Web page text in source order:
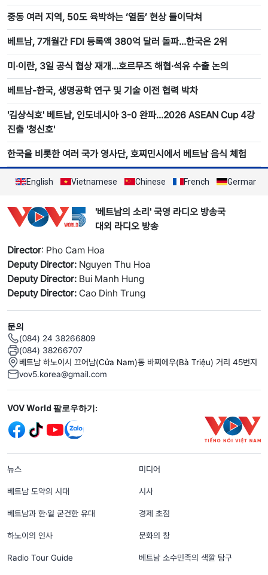
중동 여러 지역, 50도 육박하는 ‘열돔’ 현상 들이닥쳐
베트남, 7개월간 FDI 등록액 380억 달러 돌파…한국은 2위
미·이란, 3일 공식 협상 재개…호르무즈 해협·석유 수출 논의
베트남-한국, 생명공학 연구 및 기술 이전 협력 박차
'김상식호' 베트남, 인도네시아 3-0 완파…2026 ASEAN Cup 4강
진출 '청신호'
한국을 비롯한 여러 국가 영사단, 호찌민시에서 베트남 음식 체험
English Vietnamese Chinese French German
'베트남의 소리' 국영 라디오 방송국
대외 라디오 방송
Director: Pho Cam Hoa
Deputy Director: Nguyen Thu Hoa
Deputy Director: Bui Manh Hung
Deputy Director: Cao Dinh Trung
문의
(084) 24 38266809
(084) 38266707
베트남 하노이시 끄어남(Cửa Nam)동 바찌에우(Bà Triệu) 거리 45번지
vov5.korea@gmail.com
Mạng xã hội
VOV World 팔로우하기:
menu footer tiếng Hàn
뉴스 미디어
베트남 도약의 시대 시사
베트남과 한‧일 굳건한 유대 경제 초점
하노이의 인사 문화의 창
Radio Tour Guide 베트남 소수민족의 색깔 탐구